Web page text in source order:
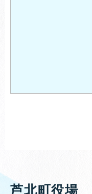
芦北町役場